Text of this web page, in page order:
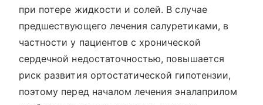
при потере жидкости и солей. В случае
предшествующего лечения салуретиками, в
частности у пациентов с хронической
сердечной недостаточностью, повышается
риск развития ортостатической гипотензии,
поэтому перед началом лечения эналаприлом